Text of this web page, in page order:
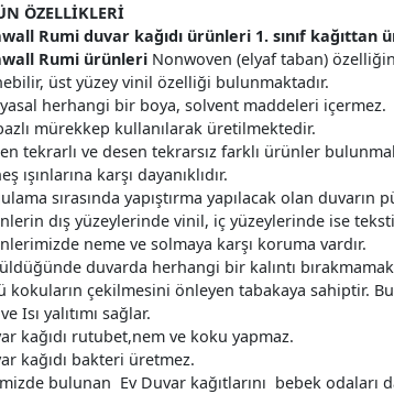
ÖZELLİKLERİ
Rumi duvar kağıdı ürünleri 1. sınıf kağıttan
Rumi ürünleri Nonwoven (elyaf taban)
üst yüzey vinil özelliği bulunmaktadır.
herhangi bir boya, solvent maddeleri içermez.
mürekkep kullanılarak üretilmektedir.
tekrarlı ve desen tekrarsız farklı ürünler
ışınlarına karşı dayanıklıdır.
sırasında yapıştırma yapılacak olan duvarın
dış yüzeylerinde vinil, iç yüzeylerinde ise
neme ve solmaya karşı koruma vardır.
duvarda herhangi bir kalıntı
kokuların çekilmesini önleyen tabakaya sahiptir.
Isı yalıtımı sağlar.
kağıdı rutubet,nem ve koku yapmaz.
kağıdı bakteri üretmez.
bulunan Ev Duvar kağıtlarını bebek odaları